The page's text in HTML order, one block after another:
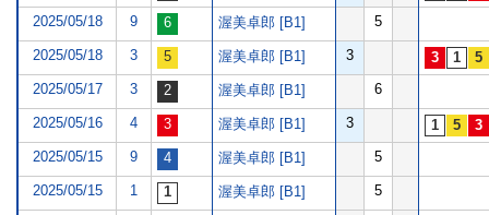
2025/05/18 9 渥美卓郎 [B1] 5
2025/05/18 3 渥美卓郎 [B1] 3
2025/05/17 3 渥美卓郎 [B1] 6
2025/05/16 4 渥美卓郎 [B1] 3
2025/05/15 9 渥美卓郎 [B1] 5
2025/05/15 1 渥美卓郎 [B1] 5